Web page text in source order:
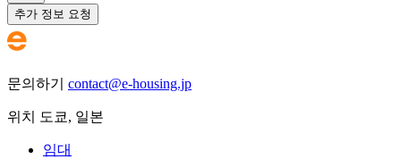
추가 정보 요청
문의하기 contact@e-housing.jp
위치 도쿄, 일본
임대